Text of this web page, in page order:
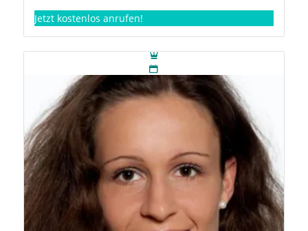
Jetzt kostenlos anrufen!